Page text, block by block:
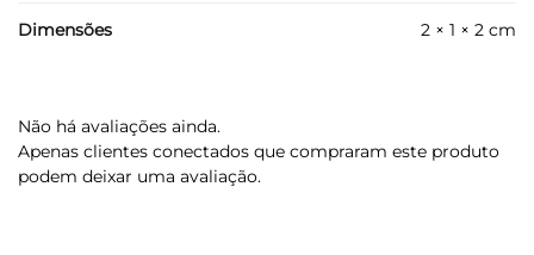
Dimensões 2 × 1 × 2 cm
Não há avaliações ainda.
Apenas clientes conectados que compraram este produto
podem deixar uma avaliação.